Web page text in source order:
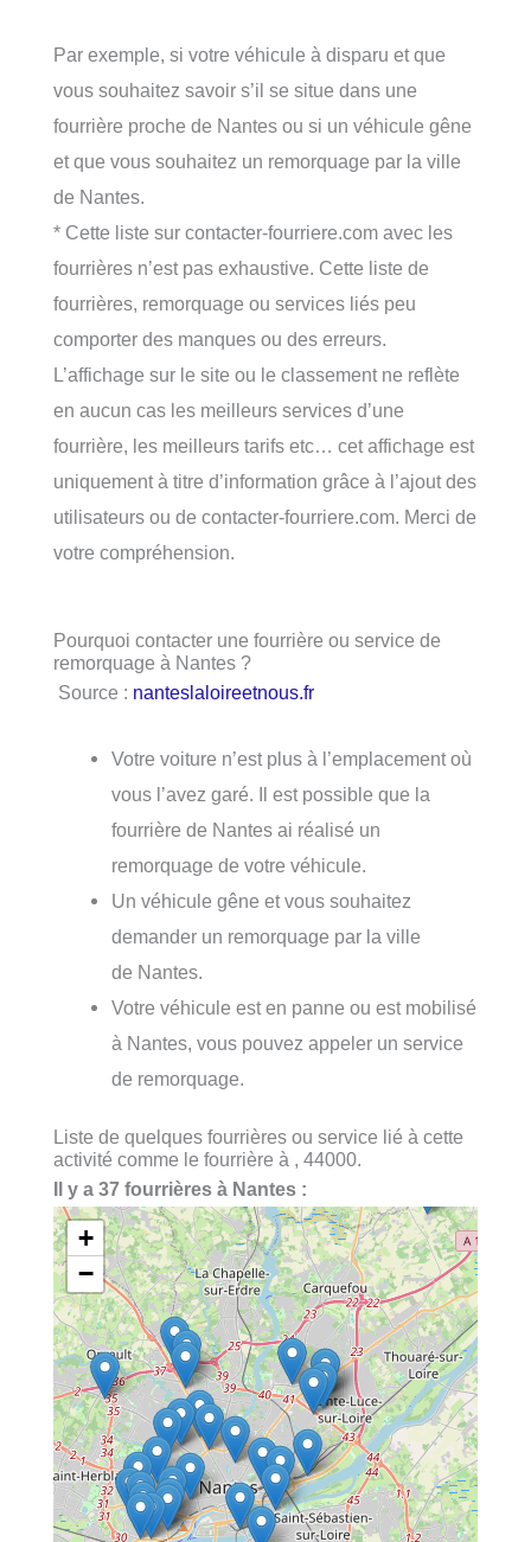
Par exemple, si votre véhicule à disparu et que
vous souhaitez savoir s’il se situe dans une
fourrière proche de Nantes ou si un véhicule gêne
et que vous souhaitez un remorquage par la ville
de Nantes.
* Cette liste sur contacter-fourriere.com avec les
fourrières n’est pas exhaustive. Cette liste de
fourrières, remorquage ou services liés peu
comporter des manques ou des erreurs.
L’affichage sur le site ou le classement ne reflète
en aucun cas les meilleurs services d’une
fourrière, les meilleurs tarifs etc… cet affichage est
uniquement à titre d’information grâce à l’ajout des
utilisateurs ou de contacter-fourriere.com. Merci de
votre compréhension.
Pourquoi contacter une fourrière ou service de
remorquage à Nantes ?
Source : nanteslaloireetnous.fr
Votre voiture n’est plus à l’emplacement où
vous l’avez garé. Il est possible que la
fourrière de Nantes ai réalisé un
remorquage de votre véhicule.
Un véhicule gêne et vous souhaitez
demander un remorquage par la ville
de Nantes.
Votre véhicule est en panne ou est mobilisé
à Nantes, vous pouvez appeler un service
de remorquage.
Liste de quelques fourrières ou service lié à cette
activité comme le fourrière à , 44000.
Il y a 37 fourrières à Nantes :
+
−